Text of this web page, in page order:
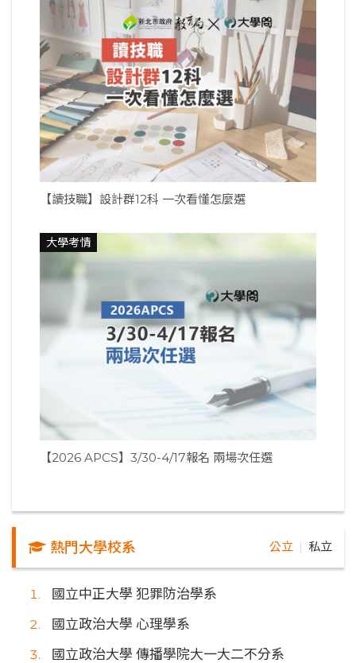
【讀技職】設計群12科 一次看懂怎麼選
大學考情
【2026 APCS】3/30-4/17報名 兩場次任選
熱門大學校系 公立 私立
國立中正大學 犯罪防治學系
國立政治大學 心理學系
國立政治大學 傳播學院大一大二不分系